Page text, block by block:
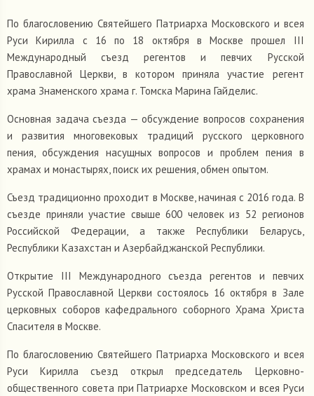
По благословению Святейшего Патриарха Московского и всея
Руси Кирилла с 16 по 18 октября в Москве прошел III
Международный съезд регентов и певчих Русской
Православной Церкви, в котором приняла участие регент
храма Знаменского храма г. Томска Марина Гайделис.
Основная задача съезда — обсуждение вопросов сохранения
и развития многовековых традиций русского церковного
пения, обсуждения насущных вопросов и проблем пения в
храмах и монастырях, поиск их решения, обмен опытом.
Съезд традиционно проходит в Москве, начиная с 2016 года. В
съезде приняли участие свыше 600 человек из 52 регионов
Российской Федерации, а также Республики Беларусь,
Республики Казахстан и Азербайджанской Республики.
Открытие III Международного съезда регентов и певчих
Русской Православной Церкви состоялось 16 октября в Зале
церковных соборов кафедрального соборного Храма Христа
Спасителя в Москве.
По благословению Святейшего Патриарха Московского и всея
Руси Кирилла съезд открыл председатель Церковно-
общественного совета при Патриархе Московском и всея Руси